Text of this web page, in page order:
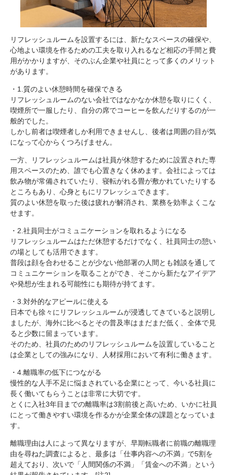
リフレッシュルームを設置するには、新たなスペースの確保や、
心地よい環境を作るための工夫を取り入れるなど相応の手間と費
用がかかりますが、そのぶん企業や社員にとって多くのメリット
があります。
・1.質のよい休憩時間を確保できる
リフレッシュルームのない会社ではなかなか休憩を取りにくく、
喫煙所で一服したり、自分の席でコーヒーを飲んだりするのが一
般的でした。
しかし前者は喫煙者しか利用できませんし、後者は周囲の目が気
になって心からくつろげません。
一方、リフレッシュルームは社員が休憩するために設置された専
用スペースのため、誰でも心置きなく休めます。会社によっては
飲み物が常備されていたり、寝転がれる畳が敷かれていたりする
ところもあり、心身ともにリフレッシュできます。
質のよい休憩を取った後は疲れが解消され、業務を効率よくこな
せます。
・2.社員同士がコミュニケーションを取れるようになる
リフレッシュルームはただ休憩するだけでなく、社員同士の憩い
の場としても活用できます。
普段は顔を合わせることが少ない他部署の人間とも雑談を通して
コミュニケーションを取ることができ、そこから新たなアイデア
や発想が生まれる可能性にも期待が持てます。
・3.対外的なアピールに使える
日本でも徐々にリフレッシュルームが浸透してきていると説明し
ましたが、海外に比べるとその普及率はまだまだ低く、全体で見
ると少数に留まっています。
そのため、社員のためのリフレッシュルームを設置していること
は企業としての強みになり、人材採用において有利に働きます。
・4.離職率の低下につながる
慢性的な人手不足に悩まされている企業にとって、今いる社員に
長く働いてもらうことは非常に大切です。
とくに入社3年目までの離職率は3割前後と高いため、いかに社員
にとって働きやすい環境を作るかが企業全体の課題となっていま
す。
離職理由は人によって異なりますが、早期転職者に前職の離職理
由を尋ねた調査によると、最多は「仕事内容への不満」で5割を
超えており、次いで「人間関係の不満」「賃金への不満」という